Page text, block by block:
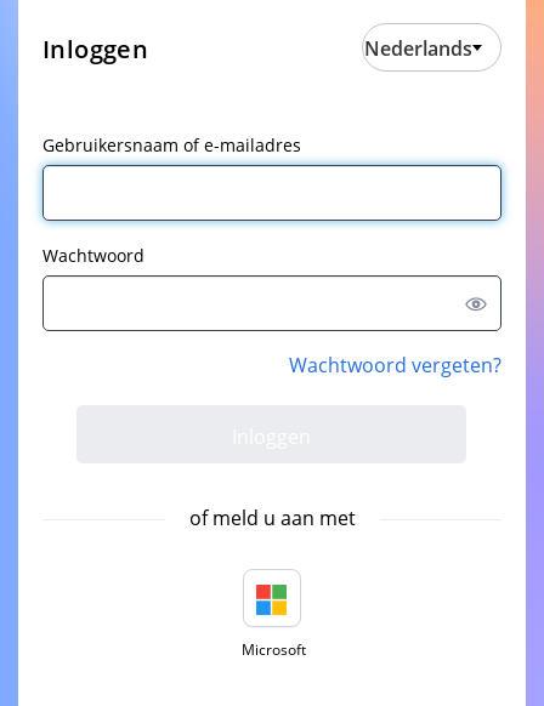
Inloggen Nederlands
Gebruikersnaam of e-mailadres
Wachtwoord
Wachtwoord vergeten?
of meld u aan met
Microsoft